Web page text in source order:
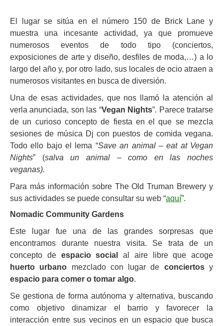
El lugar se sitúa en el número 150 de Brick Lane y
muestra una incesante actividad, ya que promueve
numerosos eventos de todo tipo (conciertos,
exposiciones de arte y diseño, desfiles de moda,…) a lo
largo del año y, por otro lado, sus locales de ocio atraen a
numerosos visitantes en busca de diversión.
Una de esas actividades, que nos llamó la atención al
verla anunciada, son las “Vegan Nights”. Parece tratarse
de un curioso concepto de fiesta en el que se mezcla
sesiones de música Dj con puestos de comida vegana.
Todo ello bajo el lema “Save an animal – eat at Vegan
Nights” (salva un animal – como en las noches
veganas).
Para más información sobre The Old Truman Brewery y
sus actividades se puede consultar su web “aquí”.
Nomadic Community Gardens
Este lugar fue una de las grandes sorpresas que
encontramos durante nuestra visita. Se trata de un
concepto de espacio social
al aire libre que acoge
huerto urbano mezclado con lugar de conciertosy
espacio para comer o tomar algo.
Se gestiona de forma autónoma y alternativa, buscando
como objetivo dinamizar el barrio y favorecer la
interacción entre sus vecinos en un espacio que busca